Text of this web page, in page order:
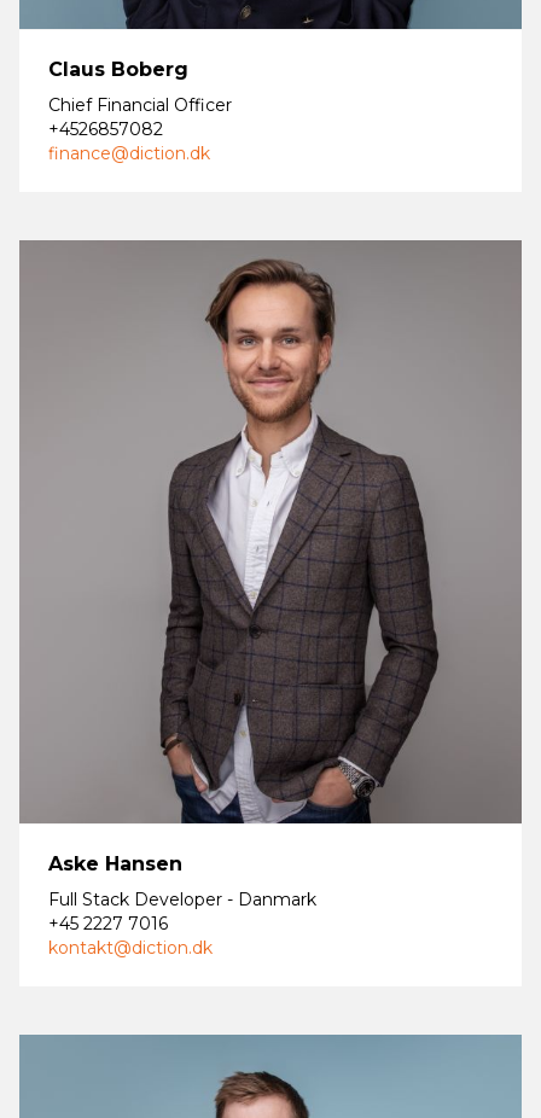
Claus Boberg
Chief Financial Officer
+4526857082
finance@diction.dk
Aske Hansen
Full Stack Developer - Danmark
+45 2227 7016
kontakt@diction.dk